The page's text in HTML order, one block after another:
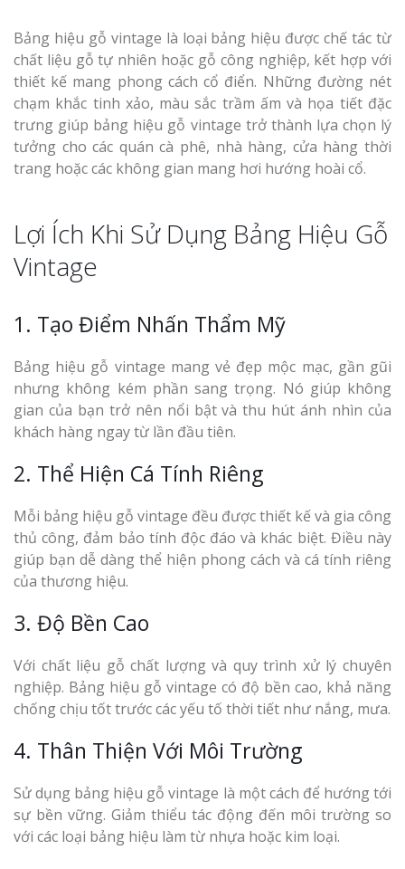
Bảng hiệu gỗ vintage là loại bảng hiệu được chế tác từ
chất liệu gỗ tự nhiên hoặc gỗ công nghiệp, kết hợp với
thiết kế mang phong cách cổ điển. Những đường nét
chạm khắc tinh xảo, màu sắc trầm ấm và họa tiết đặc
trưng giúp bảng hiệu gỗ vintage trở thành lựa chọn lý
tưởng cho các quán cà phê, nhà hàng, cửa hàng thời
trang hoặc các không gian mang hơi hướng hoài cổ.
Lợi Ích Khi Sử Dụng Bảng Hiệu Gỗ
Vintage
1. Tạo Điểm Nhấn Thẩm Mỹ
Bảng hiệu gỗ vintage mang vẻ đẹp mộc mạc, gần gũi
nhưng không kém phần sang trọng. Nó giúp không
gian của bạn trở nên nổi bật và thu hút ánh nhìn của
khách hàng ngay từ lần đầu tiên.
2. Thể Hiện Cá Tính Riêng
Mỗi bảng hiệu gỗ vintage đều được thiết kế và gia công
thủ công, đảm bảo tính độc đáo và khác biệt. Điều này
giúp bạn dễ dàng thể hiện phong cách và cá tính riêng
của thương hiệu.
3. Độ Bền Cao
Với chất liệu gỗ chất lượng và quy trình xử lý chuyên
nghiệp. Bảng hiệu gỗ vintage có độ bền cao, khả năng
chống chịu tốt trước các yếu tố thời tiết như nắng, mưa.
4. Thân Thiện Với Môi Trường
Sử dụng bảng hiệu gỗ vintage là một cách để hướng tới
sự bền vững. Giảm thiểu tác động đến môi trường so
với các loại bảng hiệu làm từ nhựa hoặc kim loại.